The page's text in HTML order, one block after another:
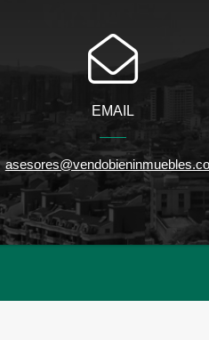
EMAIL